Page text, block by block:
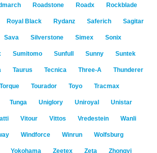
Roadstone Roadx Rockblade
Royal Black Rydanz Saferich Sagitar
Sava Silverstone Simex Sonix
Sumitomo Sunfull Sunny Suntek
Taurus Tecnica Three-A Thunderer
Torque Tourador Toyo Tracmax
Tunga Uniglory Uniroyal Unistar
Vitour Vittos Vredestein Wanli
Windforce Winrun Wolfsburg
Yokohama Zeetex Zeta Zhongyi